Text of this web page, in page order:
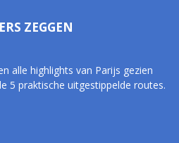
ZEGGEN
alle highlights van Parijs gezien
5 praktische uitgestippelde routes.